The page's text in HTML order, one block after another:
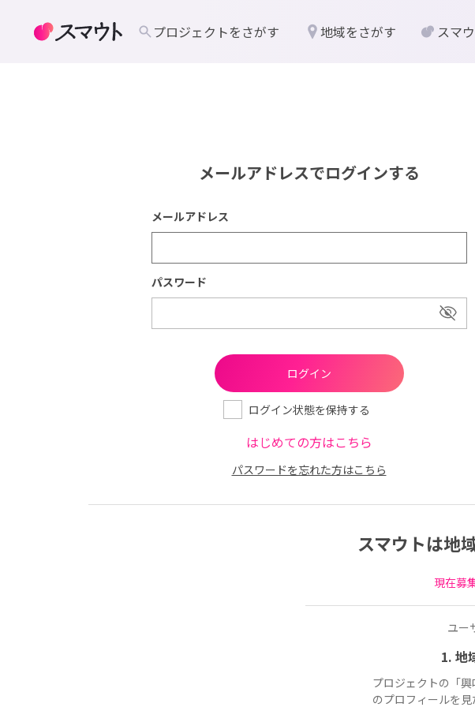
メールアドレスでログインする
メールアドレス
パスワード
ログイン状態を保持する
はじめての方はこちら
パスワードを忘れた方はこちら
スマウトは地
現在募
ユー
1. 地
プロジェクトの「
のプロフィールを
プロジェクトをさがす 地域をさがす スマ